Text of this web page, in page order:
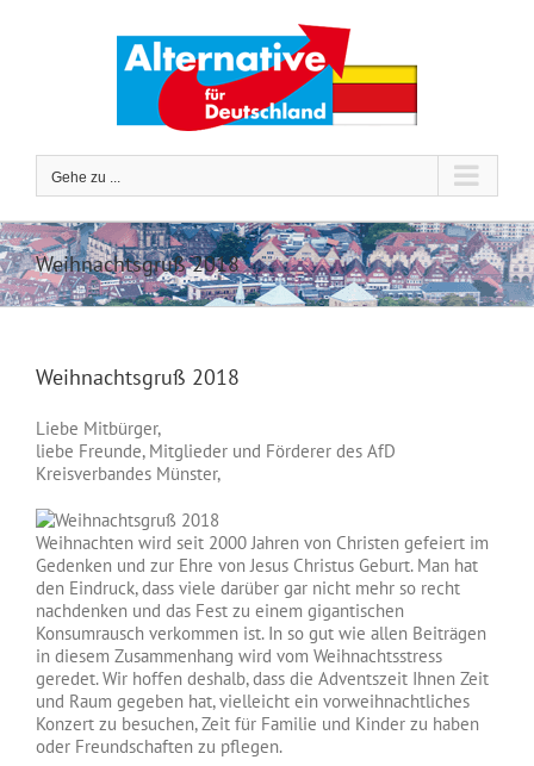
Gehe zu ...
Weihnachtsgruß 2018
Weihnachtsgruß 2018
Liebe Mitbürger,
liebe Freunde, Mitglieder und Förderer des AfD
Kreisverbandes Münster,
Weihnachten wird seit 2000 Jahren von Christen gefeiert im
Gedenken und zur Ehre von Jesus Christus Geburt. Man hat
den Eindruck, dass viele darüber gar nicht mehr so recht
nachdenken und das Fest zu einem gigantischen
Konsumrausch verkommen ist. In so gut wie allen Beiträgen
in diesem Zusammenhang wird vom Weihnachtsstress
geredet. Wir hoffen deshalb, dass die Adventszeit Ihnen Zeit
und Raum gegeben hat, vielleicht ein vorweihnachtliches
Konzert zu besuchen, Zeit für Familie und Kinder zu haben
oder Freundschaften zu pflegen.